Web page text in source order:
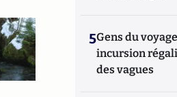
5Gens du
incursion
des vagues